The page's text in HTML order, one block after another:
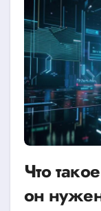
Что
он